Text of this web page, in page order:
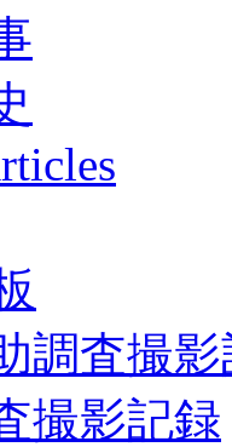
調査撮
撮影記録